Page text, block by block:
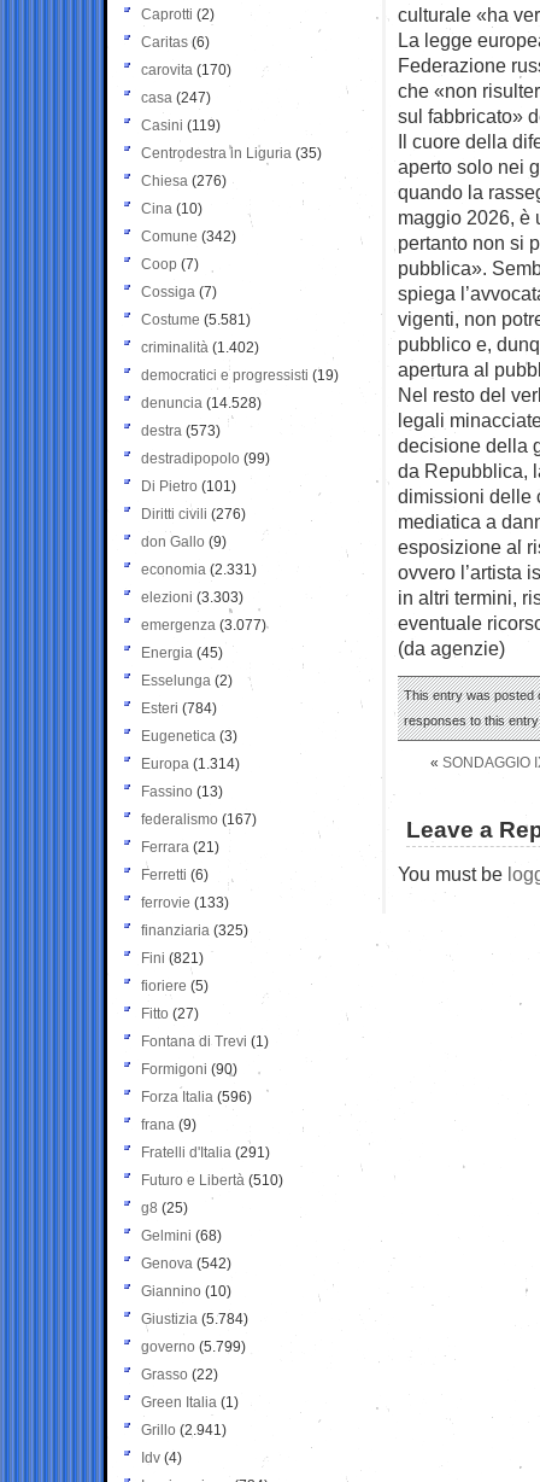
culturale «ha
La legge
Federazione
che «non
sul fabbricato»
Il cuore della
aperto solo nei
quando la
maggio 2026, è
pertanto non si
pubblica».
spiega
vigenti, non
pubblico e,
apertura al
Nel resto del
legali
decisione della
da Repubblica,
dimissioni delle
mediatica a
esposizione al
ovvero l’artista
in altri termini,
eventuale
(da agenzie)
This entry was posted
responses to this
« SONDAGGIO
Leave a
You must be
Caprotti (2)
Caritas (6)
carovita (170)
casa (247)
Casini (119)
Centrodestra in Liguria (35)
Chiesa (276)
Cina (10)
Comune (342)
Coop (7)
Cossiga (7)
Costume (5.581)
criminalità (1.402)
democratici e progressisti (19)
denuncia (14.528)
destra (573)
destradipopolo (99)
Di Pietro (101)
Diritti civili (276)
don Gallo (9)
economia (2.331)
elezioni (3.303)
emergenza (3.077)
Energia (45)
Esselunga (2)
Esteri (784)
Eugenetica (3)
Europa (1.314)
Fassino (13)
federalismo (167)
Ferrara (21)
Ferretti (6)
ferrovie (133)
finanziaria (325)
Fini (821)
fioriere (5)
Fitto (27)
Fontana di Trevi (1)
Formigoni (90)
Forza Italia (596)
frana (9)
Fratelli d'Italia (291)
Futuro e Libertà (510)
g8 (25)
Gelmini (68)
Genova (542)
Giannino (10)
Giustizia (5.784)
governo (5.799)
Grasso (22)
Green Italia (1)
Grillo (2.941)
Idv (4)